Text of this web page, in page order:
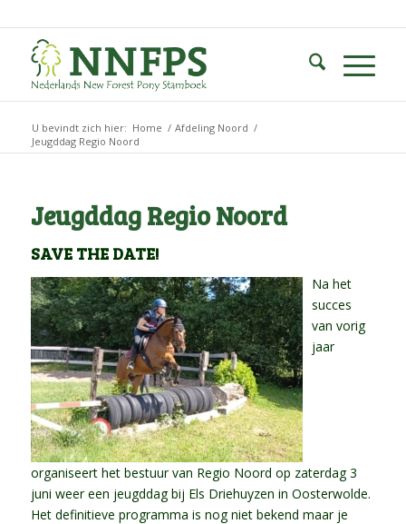
U bevindt zich hier: Home / Afdeling Noord /
Jeugddag Regio Noord
Jeugddag Regio Noord
SAVE THE DATE!
Na het
succes
van vorig
jaar
organiseert het bestuur van Regio Noord op zaterdag 3
juni weer een jeugddag bij Els Driehuyzen in Oosterwolde.
Het definitieve programma is nog niet bekend maar je